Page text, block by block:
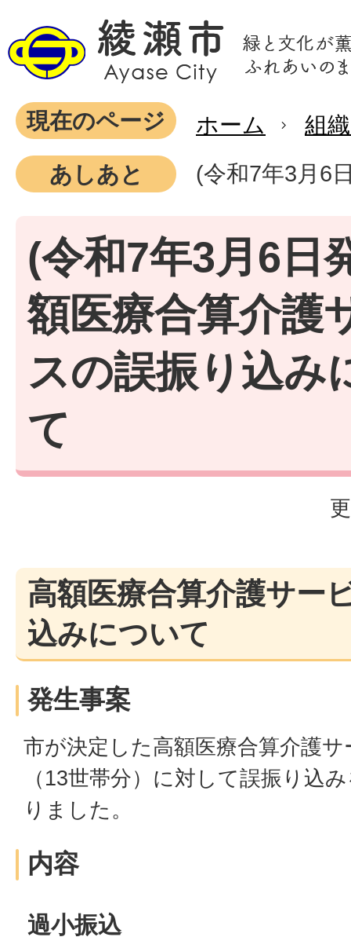
現在のページ ホーム
組
あしあと
(令和7年3月6
(令和7年3月6日
額医療合算介護
スの誤振り込み
て
高額医療合算介護サー
込みについて
発生事案
市が決定した高額医療合算介護
（13世帯分）に対して誤振り込
りました。
内容
過小振込